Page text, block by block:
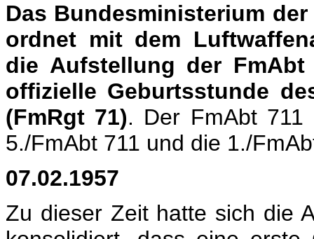
Das Bundesministerium
ordnet mit dem
die Aufstellung der
offizielle Geburtsstunde
(FmRgt 71). Der FmAbt
5./FmAbt 711 und die 1./
07.02.1957
Zu dieser Zeit hatte sich die